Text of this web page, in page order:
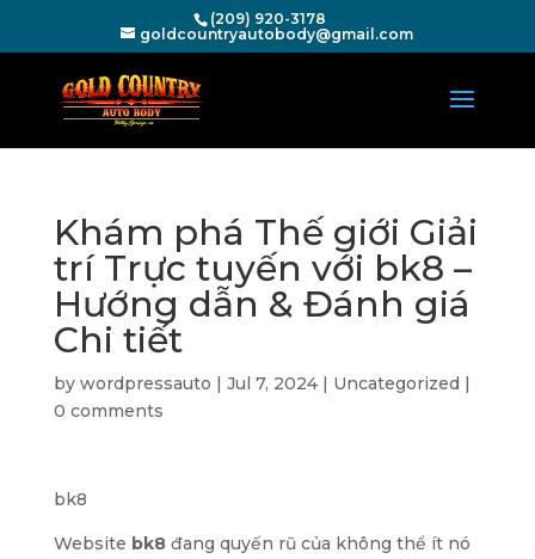
(209) 920-3178
goldcountryautobody@gmail.com
Khám phá Thế giới Giải
trí Trực tuyến với bk8 –
Hướng dẫn & Đánh giá
Chi tiết
by wordpressauto | Jul 7, 2024| Uncategorized |
0 comments
bk8
Website bk8đang quyến rũ của không thể ít nó